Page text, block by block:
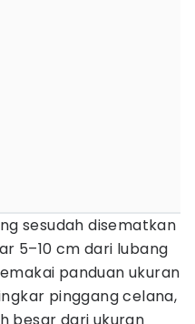
sesudah disematkan
5–10 cm dari lubang
panduan ukuran
pinggang celana,